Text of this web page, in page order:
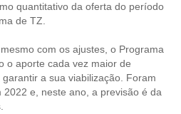
quantitativo da oferta do período
de TZ.
com os ajustes, o Programa
o aporte cada vez maior de
a sua viabilização. Foram
e, neste ano, a previsão é da